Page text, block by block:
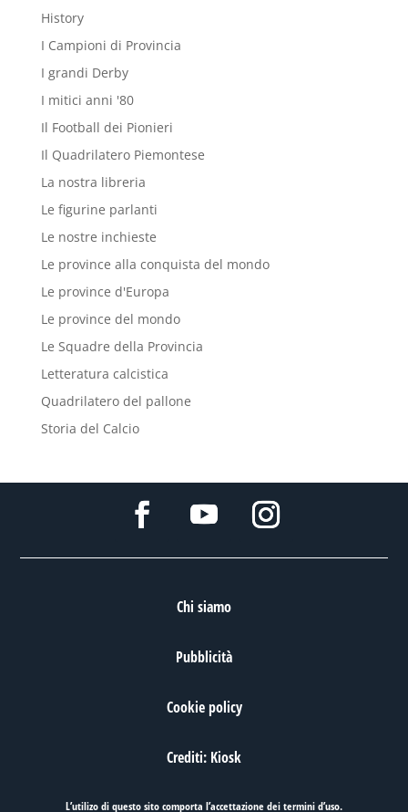
History
I Campioni di Provincia
I grandi Derby
I mitici anni '80
Il Football dei Pionieri
Il Quadrilatero Piemontese
La nostra libreria
Le figurine parlanti
Le nostre inchieste
Le province alla conquista del mondo
Le province d'Europa
Le province del mondo
Le Squadre della Provincia
Letteratura calcistica
Quadrilatero del pallone
Storia del Calcio
Chi siamo
Pubblicità
Cookie policy
Crediti: Kiosk
L’utilizo di questo sito comporta l’accettazione deitermini d’uso.